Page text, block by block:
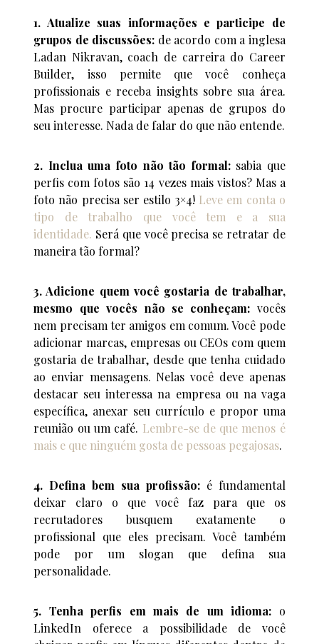
1. Atualize suas informações e participe de
grupos de discussões: de acordo com a inglesa
Ladan Nikravan, coach de carreira do Career
Builder, isso permite que você conheça
profissionais e receba insights sobre sua área.
Mas procure participar apenas de grupos do
seu interesse. Nada de falar do que não entende.
2. Inclua uma foto não tão formal: sabia que
perfis com fotos são 14 vezes mais vistos? Mas a
foto não precisa ser estilo 3×4! Leve em conta o
tipo de trabalho que você tem e a sua
identidade. Será que você precisa se retratar de
maneira tão formal?
3. Adicione quem você gostaria de trabalhar,
mesmo que vocês não se conheçam: vocês
nem precisam ter amigos em comum. Você pode
adicionar marcas, empresas ou CEOs com quem
gostaria de trabalhar, desde que tenha cuidado
ao enviar mensagens. Nelas você deve apenas
destacar seu interessa na empresa ou na vaga
específica, anexar seu currículo e propor uma
reunião ou um café. Lembre-se de que menos é
mais e que ninguém gosta de pessoas pegajosas.
4. Defina bem sua profissão:é fundamental
deixar claro o que você faz para que os
recrutadores busquem exatamente o
profissional que eles precisam. Você também
pode por um slogan que defina sua
personalidade.
5. Tenha perfis em mais de um idioma: o
LinkedIn oferece a possibilidade de você